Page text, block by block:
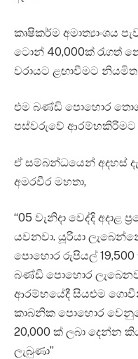
කෘෂිකර්ම අමාත්‍යාංශය
ටොන් 40,000ක් රැගත්
වරායට ළඟාවීමට
එම බණ්ඩි පොහොර
පස්වරුවේ ආරම්භකිරීමට
ඒ සම්බන්ධයෙන් අදහස්
අමරවීර මහතා,
“05 වැනිදා වෙද්දි
යවනවා. යූරියා
පොහොර රුපියල් 19,500
බණ්ඩි පොහොර
ආරම්භයේදී සියළුම
කාබනික පොහොර
20,000 ක් ලබා දෙන්න
ලැබුණා”